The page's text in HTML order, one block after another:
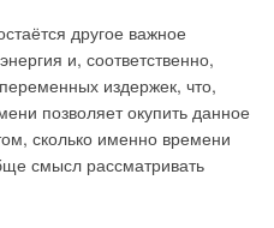
другое важное
и, соответственно,
издержек, что,
позволяет окупить данное
сколько именно времени
смысл рассматривать